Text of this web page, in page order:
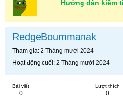
Hướng dẫn kiếm
RedgeBoummanak
Tham gia 2 Tháng mười 2024
Hoạt động cuối 2 Tháng mười 2024
Bài viết
0
Lượt thích
0